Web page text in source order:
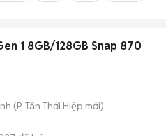
1 8GB/128GB Snap 870
(P. Tân Thới Hiệp mới)